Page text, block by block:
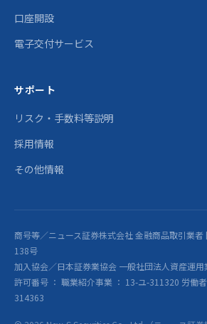
口座開設
電子交付サービス
サポート
リスク・手数料等説明
採用情報
その他情報
商号等／ニュース証券株式会社 金融商品取引業
138号
加入協会／日本証券業協会 一般社団法人資産運用
許可番号 ： 職業紹介事業 ： 13-ユ-311320 労働
314363